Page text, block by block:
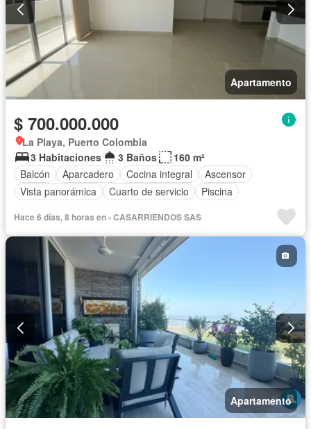
Apartamento
$ 700.000.000
La Playa, Puerto Colombia
3 Habitaciones
3 Baños
160 m²
Balcón
Aparcadero Cocina integral
Ascensor
Vista panorámica
Cuarto de servicio Piscina
Hace 6 días, 8 horas en - CASARRIENDOS SAS
Apartamento